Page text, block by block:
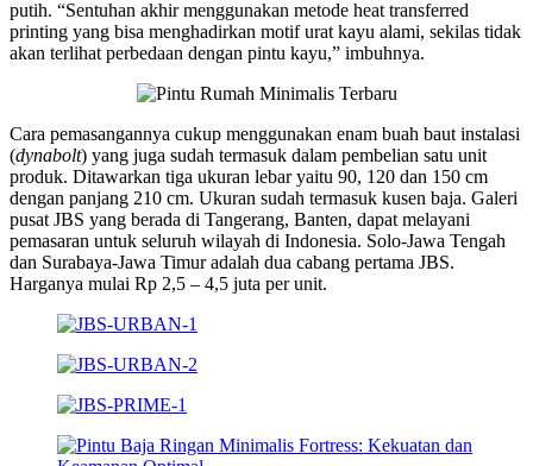
putih. “Sentuhan akhir menggunakan metode heat transferred
printing yang bisa menghadirkan motif urat kayu alami, sekilas tidak
akan terlihat perbedaan dengan pintu kayu,” imbuhnya.
Cara pemasangannya cukup menggunakan enam buah baut instalasi
(dynabolt) yang juga sudah termasuk dalam pembelian satu unit
produk. Ditawarkan tiga ukuran lebar yaitu 90, 120 dan 150 cm
dengan panjang 210 cm. Ukuran sudah termasuk kusen baja. Galeri
pusat JBS yang berada di Tangerang, Banten, dapat melayani
pemasaran untuk seluruh wilayah di Indonesia. Solo-Jawa Tengah
dan Surabaya-Jawa Timur adalah dua cabang pertama JBS.
Harganya mulai Rp 2,5 – 4,5 juta per unit.